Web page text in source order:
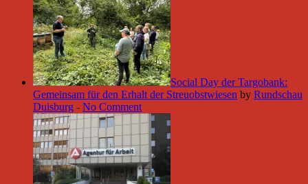
Social Day der Targobank:
Gemeinsam für den Erhalt der Streuobstwiesen by Rundschau
Duisburg - No Comment